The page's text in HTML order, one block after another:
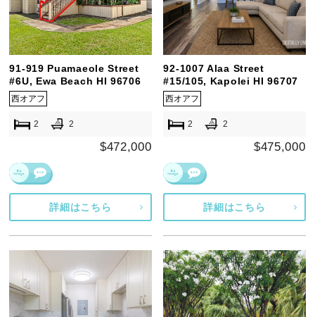
91-919 Puamaeole Street
#6U, Ewa Beach HI 96706
西オアフ
2 2
$472,000
詳細はこちら
92-1007 Alaa Street
#15/105, Kapolei HI 96707
西オアフ
2 2
$475,000
詳細はこちら